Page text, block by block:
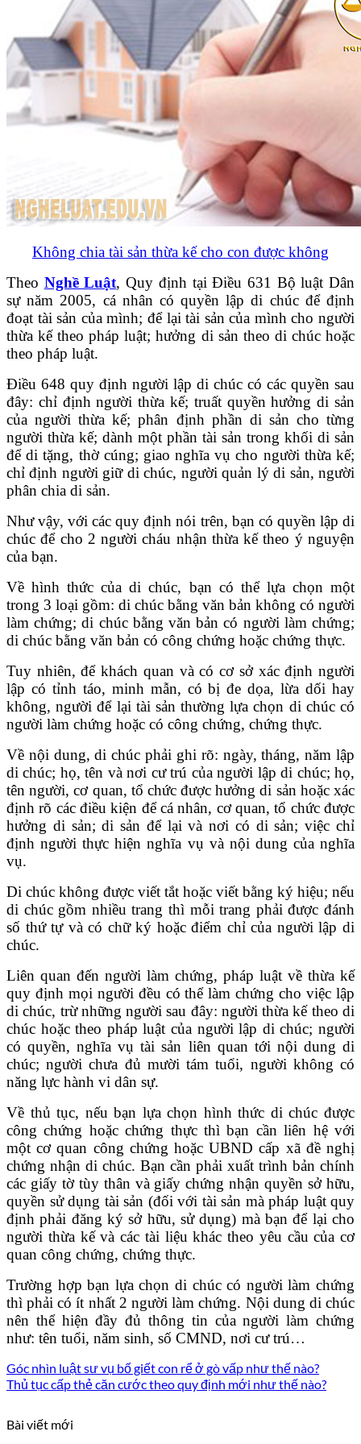
Không chia tài sản thừa kế cho con được không
Theo Nghề Luật, Quy định tại Điều 631 Bộ luật Dân
sự năm 2005, cá nhân có quyền lập di chúc để định
đoạt tài sản của mình; để lại tài sản của mình cho người
thừa kế theo pháp luật; hưởng di sản theo di chúc hoặc
theo pháp luật.
Điều 648 quy định người lập di chúc có các quyền sau
đây: chỉ định người thừa kế; truất quyền hưởng di sản
của người thừa kế; phân định phần di sản cho từng
người thừa kế; dành một phần tài sản trong khối di sản
để di tặng, thờ cúng; giao nghĩa vụ cho người thừa kế;
chỉ định người giữ di chúc, người quản lý di sản, người
phân chia di sản.
Như vậy, với các quy định nói trên, bạn có quyền lập di
chúc để cho 2 người cháu nhận thừa kế theo ý nguyện
của bạn.
Về hình thức của di chúc, bạn có thể lựa chọn một
trong 3 loại gồm: di chúc bằng văn bản không có người
làm chứng; di chúc bằng văn bản có người làm chứng;
di chúc bằng văn bản có công chứng hoặc chứng thực.
Tuy nhiên, để khách quan và có cơ sở xác định người
lập có tỉnh táo, minh mẫn, có bị đe dọa, lừa dối hay
không, người để lại tài sản thường lựa chọn di chúc có
người làm chứng hoặc có công chứng, chứng thực.
Về nội dung, di chúc phải ghi rõ: ngày, tháng, năm lập
di chúc; họ, tên và nơi cư trú của người lập di chúc; họ,
tên người, cơ quan, tổ chức được hưởng di sản hoặc xác
định rõ các điều kiện để cá nhân, cơ quan, tổ chức được
hưởng di sản; di sản để lại và nơi có di sản; việc chỉ
định người thực hiện nghĩa vụ và nội dung của nghĩa
vụ.
Di chúc không được viết tắt hoặc viết bằng ký hiệu; nếu
di chúc gồm nhiều trang thì mỗi trang phải được đánh
số thứ tự và có chữ ký hoặc điểm chỉ của người lập di
chúc.
Liên quan đến người làm chứng, pháp luật về thừa kế
quy định mọi người đều có thể làm chứng cho việc lập
di chúc, trừ những người sau đây: người thừa kế theo di
chúc hoặc theo pháp luật của người lập di chúc; người
có quyền, nghĩa vụ tài sản liên quan tới nội dung di
chúc; người chưa đủ mười tám tuổi, người không có
năng lực hành vi dân sự.
Về thủ tục, nếu bạn lựa chọn hình thức di chúc được
công chứng hoặc chứng thực thì bạn cần liên hệ với
một cơ quan công chứng hoặc UBND cấp xã đề nghị
chứng nhận di chúc. Bạn cần phải xuất trình bản chính
các giấy tờ tùy thân và giấy chứng nhận quyền sở hữu,
quyền sử dụng tài sản (đối với tài sản mà pháp luật quy
định phải đăng ký sở hữu, sử dụng) mà bạn để lại cho
người thừa kế và các tài liệu khác theo yêu cầu của cơ
quan công chứng, chứng thực.
Trường hợp bạn lựa chọn di chúc có người làm chứng
thì phải có ít nhất 2 người làm chứng. Nội dung di chúc
nên thể hiện đầy đủ thông tin của người làm chứng
như: tên tuổi, năm sinh, số CMND, nơi cư trú…
Góc nhìn luật sư vụ bố giết con rể ở gò vấp như thế nào?
Thủ tục cấp thẻ căn cước theo quy định mới như thế nào?
Bài viết mới